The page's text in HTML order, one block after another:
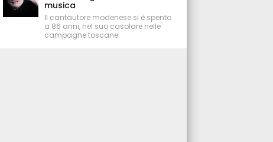
musica
Il cantautore modenese si è spento
a 86 anni, nel suo casolare nelle
campagne toscane